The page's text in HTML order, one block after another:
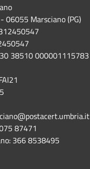
06055 Marsciano (PG)
38510 000001115783
87471
366 8538495